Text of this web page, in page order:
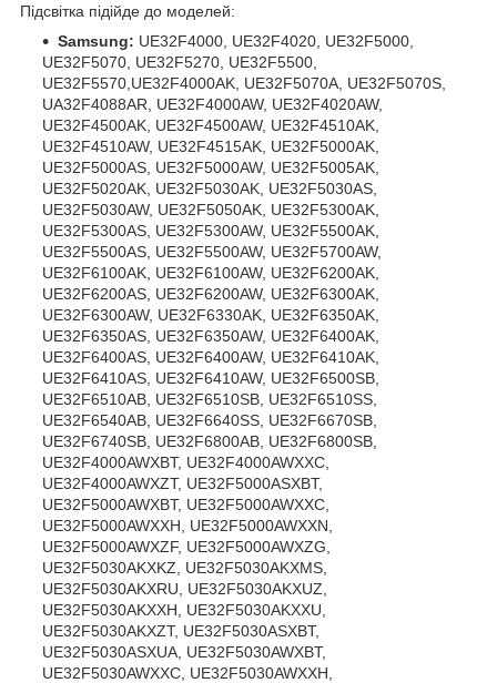
Підсвітка підійде до моделей:
Samsung: UE32F4000, UE32F4020, UE32F5000,
UE32F5070, UE32F5270, UE32F5500,
UE32F5570,UE32F4000AK, UE32F5070A, UE32F5070S,
UA32F4088AR, UE32F4000AW, UE32F4020AW,
UE32F4500AK, UE32F4500AW, UE32F4510AK,
UE32F4510AW, UE32F4515AK, UE32F5000AK,
UE32F5000AS, UE32F5000AW, UE32F5005AK,
UE32F5020AK, UE32F5030AK, UE32F5030AS,
UE32F5030AW, UE32F5050AK, UE32F5300AK,
UE32F5300AS, UE32F5300AW, UE32F5500AK,
UE32F5500AS, UE32F5500AW, UE32F5700AW,
UE32F6100AK, UE32F6100AW, UE32F6200AK,
UE32F6200AS, UE32F6200AW, UE32F6300AK,
UE32F6300AW, UE32F6330AK, UE32F6350AK,
UE32F6350AS, UE32F6350AW, UE32F6400AK,
UE32F6400AS, UE32F6400AW, UE32F6410AK,
UE32F6410AS, UE32F6410AW, UE32F6500SB,
UE32F6510AB, UE32F6510SB, UE32F6510SS,
UE32F6540AB, UE32F6640SS, UE32F6670SB,
UE32F6740SB, UE32F6800AB, UE32F6800SB,
UE32F4000AWXBT, UE32F4000AWXXC,
UE32F4000AWXZT, UE32F5000ASXBT,
UE32F5000AWXBT, UE32F5000AWXXC,
UE32F5000AWXXH, UE32F5000AWXXN,
UE32F5000AWXZF, UE32F5000AWXZG,
UE32F5030AKXKZ, UE32F5030AKXMS,
UE32F5030AKXRU, UE32F5030AKXUZ,
UE32F5030AKXXH, UE32F5030AKXXU,
UE32F5030AKXZT, UE32F5030ASXBT,
UE32F5030ASXUA, UE32F5030AWXBT,
UE32F5030AWXXC, UE32F5030AWXXH,